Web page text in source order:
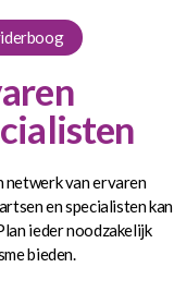
netwerk van ervaren
en specialisten kan
ieder noodzakelijk
bieden.